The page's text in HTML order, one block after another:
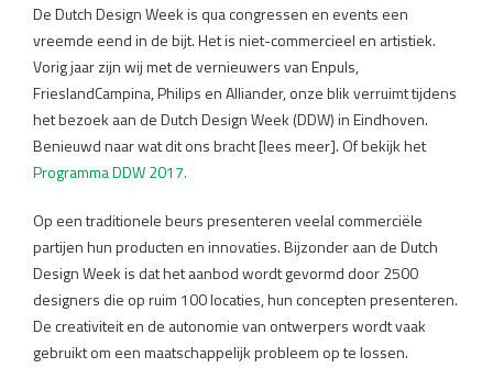
De Dutch Design Week is qua congressen en events een
vreemde eend in de bijt. Het is niet-commercieel en artistiek.
Vorig jaar zijn wij met de vernieuwers van Enpuls,
FrieslandCampina, Philips en Alliander, onze blik verruimt tijdens
het bezoek aan de Dutch Design Week (DDW) in Eindhoven.
Benieuwd naar wat dit ons bracht [lees meer]. Of bekijk het
Programma DDW 2017.
Op een traditionele beurs presenteren veelal commerciële
partijen hun producten en innovaties. Bijzonder aan de Dutch
Design Week is dat het aanbod wordt gevormd door 2500
designers die op ruim 100 locaties, hun concepten presenteren.
De creativiteit en de autonomie van ontwerpers wordt vaak
gebruikt om een maatschappelijk probleem op te lossen.